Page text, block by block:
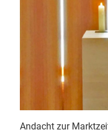
Andacht zur